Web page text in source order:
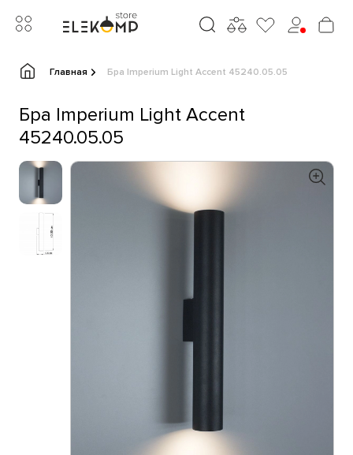
Главная Бра Imperium Light Accent 45240.05.05
Бра Imperium Light Accent
45240.05.05